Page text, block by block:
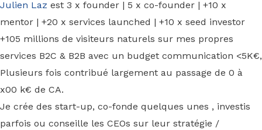
Julien Laz est 3 x founder | 5 x co-founder | +10 x
mentor | +20 x services launched | +10 x seed investor
+105 millions de visiteurs naturels sur mes propres
services B2C & B2B avec un budget communication <5K€,
Plusieurs fois contribué largement au passage de 0 à
x00 k€ de CA.
Je crée des start-up, co-fonde quelques unes , investis
parfois ou conseille les CEOs sur leur stratégie /